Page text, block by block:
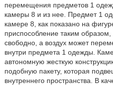
перемещения предметов 1
камеры 8 и из нее. Предмет 1
камере 8, как показано на
приспособление таким
свободно, а воздух может
внутри предмета 1 одежды.
автономную жесткую
подобную пакету, которая
внутреннего пространства. В